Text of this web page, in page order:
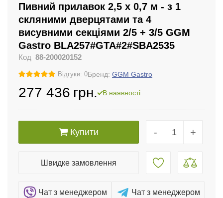
Пивний прилавок 2,5 x 0,7 м - з 1
скляними дверцятами та 4
висувними секціями 2/5 + 3/5 GGM
Gastro BLA257#GTA#2#SBA2535
Код 88-200020152
Відгуки: 0Бренд: GGM Gastro
277 436 грн. В наявності
- +
Купити
Швидке замовлення
Чат з менеджером Чат з менеджером